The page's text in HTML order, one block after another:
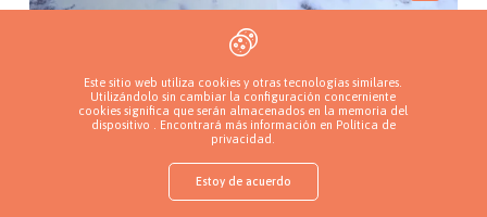
Encuentra un cachorro Añade un criadero
Este sitio web utiliza cookies y otras tecnologías similares.
Utilizándolo sin cambiar la configuración concerniente
cookies significa que serán almacenados en la memoria del
dispositivo . Encontrará más información en Política de
privacidad
Estoy de acuerdo